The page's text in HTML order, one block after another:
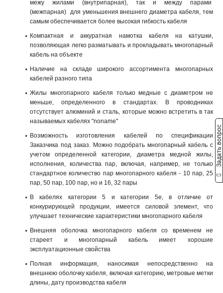
межу жилами (внутрипарная), так и между парами
(межпарная) для уменьшения внешнего диаметра кабеля, тем
самым обеспечивается более высокая гибкость кабеля
Компактная и аккуратная намотка кабеля на катушки,
позволяющая легко разматывать и прокладывать многопарный
кабель на объекте
Наличие на складе широкого ассортимента многопарных
кабелей разного типа
Жилы многопарного кабеля только медные с диаметром не
меньше, определенного в стандартах. В проводниках
отсутствует алюминий и сталь, которые можно встретить в так
называемых кабелях "noname"
Возможность изготовления кабелей по спецификации
Заказчика под заказ. Можно подобрать многопарный кабель с
учетом определенной категории, диаметра медной жилы,
исполнения, количества пар, включая, например, не только
стандартное количество пар многопарного кабеля - 10 пар, 25
пар, 50 пар, 100 пар, но и 16, 32 пары
В кабелях категории 5 и категории 5e, в отличие от
конкурирующей продукции, имеется силовой элемент, что
улучшает технические характеристики многопарного кабеля
Внешняя оболочка многопарного кабеля со временем не
стареет и многопарный кабель имеет хорошие
эксплуатационные свойства
Полная информация, наносимая непосредственно на
внешнюю оболочку кабеля, включая категорию, метровые метки
длины, дату производства кабеля
Задать вопрос